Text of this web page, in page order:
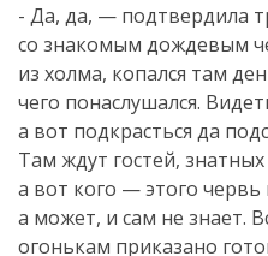
- Да, да, — подтвердила
со знакомым дождевым
из холма, копался там
чего понаслушался.
а вот подкрасться да
Там ждут гостей,
а вот кого — этого червь
а может, и сам не знает.
огонькам приказано